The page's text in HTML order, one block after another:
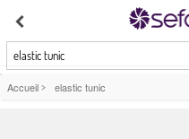
elastic tunic
Accueil > elastic tunic